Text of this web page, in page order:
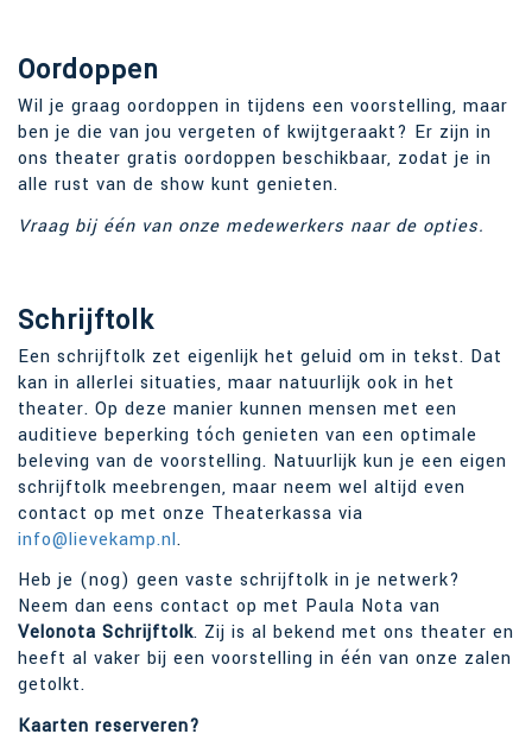
Oordoppen
Wil je graag oordoppen in tijdens een voorstelling, maar
ben je die van jou vergeten of kwijtgeraakt? Er zijn in
ons theater gratis oordoppen beschikbaar, zodat je in
alle rust van de show kunt genieten.
Vraag bij één van onze medewerkers naar de opties.
Schrijftolk
Een schrijftolk zet eigenlijk het geluid om in tekst. Dat
kan in allerlei situaties, maar natuurlijk ook in het
theater. Op deze manier kunnen mensen met een
auditieve beperking tóch genieten van een optimale
beleving van de voorstelling. Natuurlijk kun je een eigen
schrijftolk meebrengen, maar neem wel altijd even
contact op met onze Theaterkassa via
info@lievekamp.nl.
Heb je (nog) geen vaste schrijftolk in je netwerk?
Neem dan eens contact op met Paula Nota van
Velonota Schrijftolk. Zij is al bekend met ons theater en
heeft al vaker bij een voorstelling in één van onze zalen
getolkt.
Kaarten reserveren?